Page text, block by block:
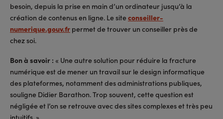
besoin, depuis la prise en main d’un ordinateur jusqu’à la
création de contenus en ligne. Le siteconseiller-
numerique.gouv.fr permet de trouver un conseiller près de
chez soi.
Bon à savoir : « Une autre solution pour réduire la fracture
numérique est de mener un travail sur le design informatique
des plateformes, notamment des administrations publiques,
souligne Didier Barathon. Trop souvent, cette question est
négligée et l’on se retrouve avec des sites complexes et très peu